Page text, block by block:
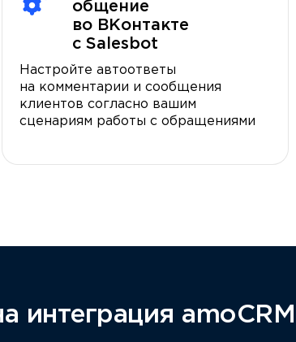
общение
во ВКонтакте
с Salesbot
Настройте автоответы
на комментарии и сообщения
клиентов согласно вашим
сценариям работы с обращениями
интеграция